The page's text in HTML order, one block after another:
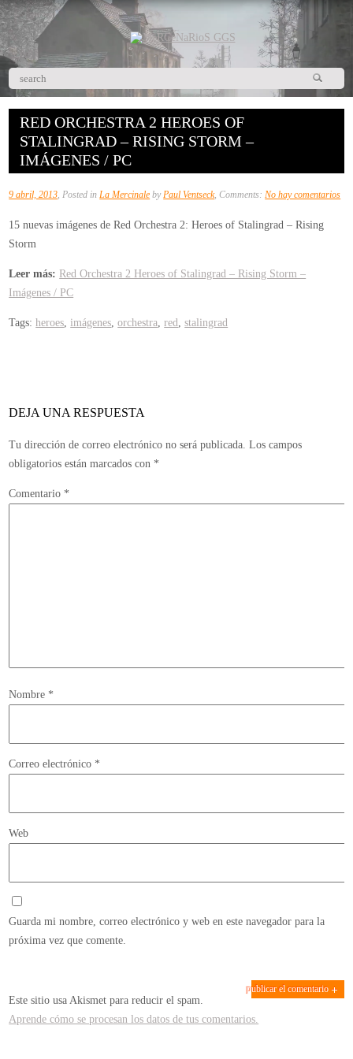
RED ORCHESTRA 2 HEROES OF
STALINGRAD – RISING STORM –
IMÁGENES / PC
9 abril, 2013, Posted inLa Mercinale byPaul Ventseck, Comments:No hay comentariosen
15 nuevas imágenes de Red Orchestra 2: Heroes of Stalingrad – Rising
Storm
Leer más: Red Orchestra 2 Heroes of Stalingrad – Rising Storm –
Imágenes / PC
Tags:heroes, imágenes,orchestra,red,stalingrad
DEJA UNA RESPUESTA
Tu dirección de correo electrónico no será publicada. Los campos
obligatorios están marcados con *
Comentario *
Nombre *
Correo electrónico *
Web
Guarda mi nombre, correo electrónico y web en este navegador para la
próxima vez que comente.
Este sitio usa Akismet para reducir el spam.
Aprende cómo se procesan los datos de tus comentarios.